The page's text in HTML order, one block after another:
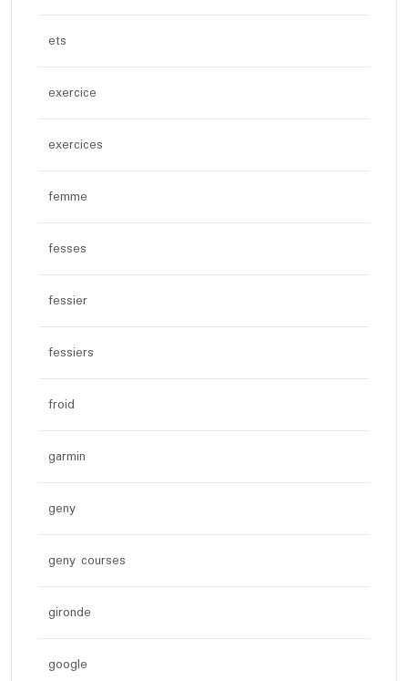
ets
exercice
exercices
femme
fesses
fessier
fessiers
froid
garmin
geny
geny courses
gironde
google